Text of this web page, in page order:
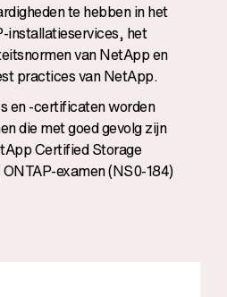
te hebben in het
installatieservices, het
van NetApp en
practices van NetApp.
en -certificaten worden
die met goed gevolg zijn
Certified Storage
examen (NS0-184)